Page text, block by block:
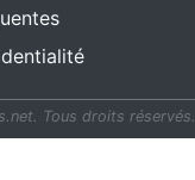
Tous droits réservés.